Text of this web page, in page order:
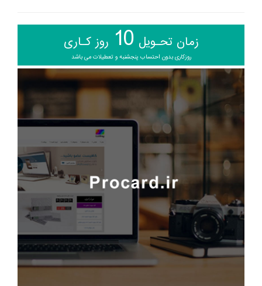
زمان تحـویل 10 روز کـاری
روزکاری بدون احتساب پنجشنبه و تعطیلات می باشد